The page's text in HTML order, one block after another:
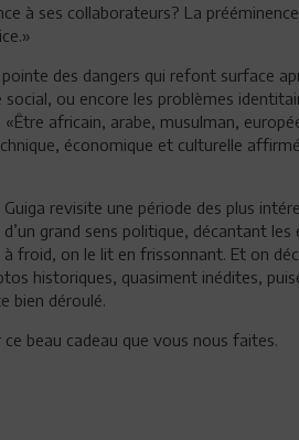
à ses collaborateurs? La
des dangers qui refont surface
ou encore les problèmes
africain, arabe, musulman,
économique et culturelle
revisite une période des plus
grand sens politique, décantant
froid, on le lit en frissonnant. Et on
historiques, quasiment inédites,
bien déroulé.
beau cadeau que vous nous faites.